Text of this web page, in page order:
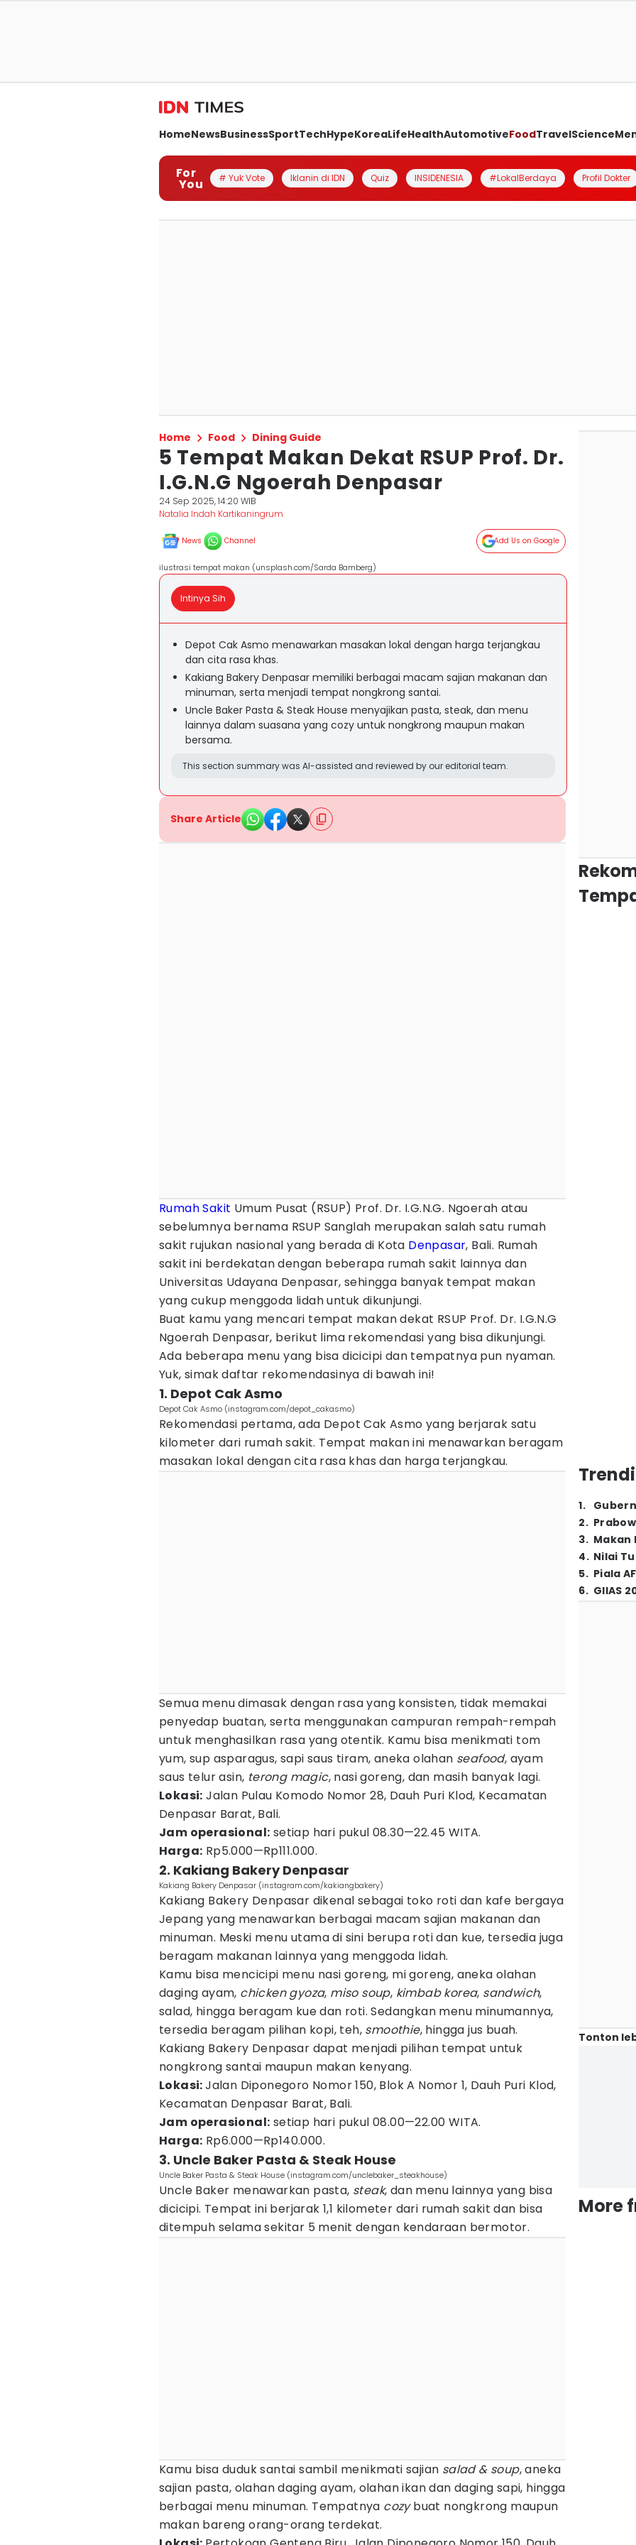
HomeNewsBusinessSportTechHypeKoreaLifeHealthAutomotiveFoodTravelScience
For
You # Yuk Vote Iklanin di IDN Quiz INSIDENESIA #LokalBerdaya Profil Dokter
Home Food Dining Guide
5 Tempat Makan Dekat RSUP Prof. Dr.
I.G.N.G Ngoerah Denpasar
24 Sep 2025, 14:20 WIB
Natalia Indah Kartikaningrum
News Channel Add Us on Google
ilustrasi tempat makan (unsplash.com/Sarda Bamberg)
Intinya Sih
Depot Cak Asmo menawarkan masakan lokal dengan harga terjangkau
dan cita rasa khas.
Kakiang Bakery Denpasar memiliki berbagai macam sajian makanan dan
minuman, serta menjadi tempat nongkrong santai.
Uncle Baker Pasta & Steak House menyajikan pasta, steak, dan menu
lainnya dalam suasana yang cozy untuk nongkrong maupun makan
bersama.
This section summary was AI-assisted and reviewed by our editorial team.
Share Article
Rumah Sakit Umum Pusat (RSUP) Prof. Dr. I.G.N.G. Ngoerah atau
sebelumnya bernama RSUP Sanglah merupakan salah satu rumah
sakit rujukan nasional yang berada di Kota Denpasar, Bali. Rumah
sakit ini berdekatan dengan beberapa rumah sakit lainnya dan
Universitas Udayana Denpasar, sehingga banyak tempat makan
yang cukup menggoda lidah untuk dikunjungi.
Buat kamu yang mencari tempat makan dekat RSUP Prof. Dr. I.G.N.G
Ngoerah Denpasar, berikut lima rekomendasi yang bisa dikunjungi.
Ada beberapa menu yang bisa dicicipi dan tempatnya pun nyaman.
Yuk, simak daftar rekomendasinya di bawah ini!
1. Depot Cak Asmo
Depot Cak Asmo (instagram.com/depot_cakasmo)
Rekomendasi pertama, ada Depot Cak Asmo yang berjarak satu
kilometer dari rumah sakit. Tempat makan ini menawarkan beragam
masakan lokal dengan cita rasa khas dan harga terjangkau.
Semua menu dimasak dengan rasa yang konsisten, tidak memakai
penyedap buatan, serta menggunakan campuran rempah-rempah
untuk menghasilkan rasa yang otentik. Kamu bisa menikmati tom
yum, sup asparagus, sapi saus tiram, aneka olahan seafood, ayam
saus telur asin, terong magic, nasi goreng, dan masih banyak lagi.
Lokasi: Jalan Pulau Komodo Nomor 28, Dauh Puri Klod, Kecamatan
Denpasar Barat, Bali.
Jam operasional: setiap hari pukul 08.30—22.45 WITA.
Harga: Rp5.000—Rp111.000.
2. Kakiang Bakery Denpasar
Kakiang Bakery Denpasar (instagram.com/kakiangbakery)
Kakiang Bakery Denpasar dikenal sebagai toko roti dan kafe bergaya
Jepang yang menawarkan berbagai macam sajian makanan dan
minuman. Meski menu utama di sini berupa roti dan kue, tersedia juga
beragam makanan lainnya yang menggoda lidah.
Kamu bisa mencicipi menu nasi goreng, mi goreng, aneka olahan
daging ayam, chicken gyoza, miso soup, kimbab korea, sandwich,
salad, hingga beragam kue dan roti. Sedangkan menu minumannya,
tersedia beragam pilihan kopi, teh, smoothie, hingga jus buah.
Kakiang Bakery Denpasar dapat menjadi pilihan tempat untuk
nongkrong santai maupun makan kenyang.
Lokasi:Jalan Diponegoro Nomor 150, Blok A Nomor 1, Dauh Puri Klod,
Kecamatan Denpasar Barat, Bali.
Jam operasional: setiap hari pukul 08.00—22.00 WITA.
Harga: Rp6.000—Rp140.000.
3. Uncle Baker Pasta & Steak House
Uncle Baker Pasta & Steak House (instagram.com/unclebaker_steakhouse)
Uncle Baker menawarkan pasta, steak, dan menu lainnya yang bisa
dicicipi. Tempat ini berjarak 1,1 kilometer dari rumah sakit dan bisa
ditempuh selama sekitar 5 menit dengan kendaraan bermotor.
Kamu bisa duduk santai sambil menikmati sajian salad & soup, aneka
sajian pasta, olahan daging ayam, olahan ikan dan daging sapi, hingga
berbagai menu minuman. Tempatnya cozybuat nongkrong maupun
makan bareng orang-orang terdekat.
1.
2.
3. Makan
4. Nilai
5. Piala
6. GIIAS
Tonton
More